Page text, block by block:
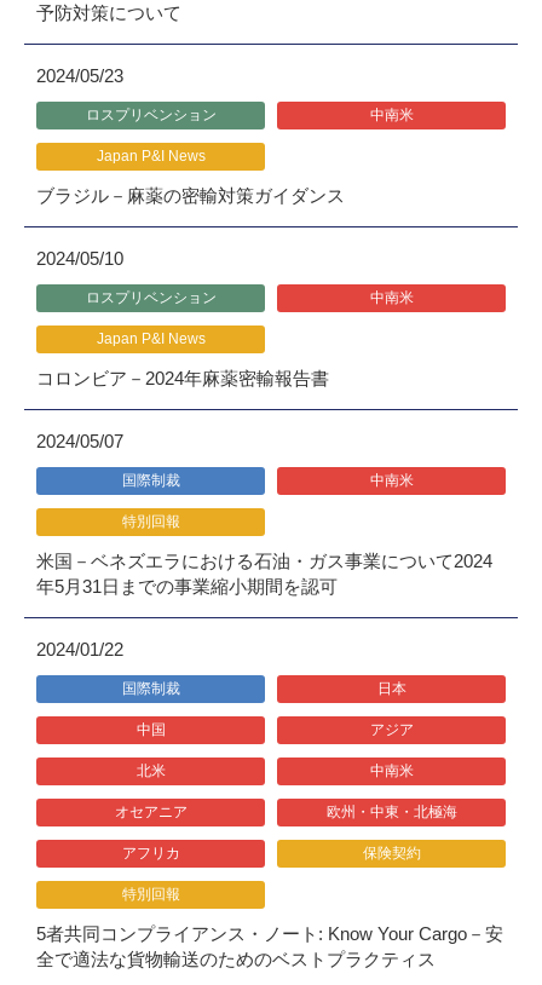
予防対策について
2024/05/23
ロスプリベンション 中南米
Japan P&I News
ブラジル－麻薬の密輸対策ガイダンス
2024/05/10
ロスプリベンション 中南米
Japan P&I News
コロンビア－2024年麻薬密輸報告書
2024/05/07
国際制裁 中南米
特別回報
米国－ベネズエラにおける石油・ガス事業について2024
年5月31日までの事業縮小期間を認可
2024/01/22
国際制裁 日本
中国 アジア
北米 中南米
オセアニア 欧州・中東・北極海
アフリカ 保険契約
特別回報
5者共同コンプライアンス・ノート: Know Your Cargo－安
全で適法な貨物輸送のためのベストプラクティス